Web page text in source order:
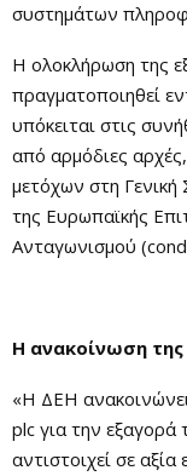
συστημάτων
Η ολοκλήρωση της
πραγματοποιηθεί
υπόκειται στις
από αρμόδιες
μετόχων στη Γενική
της Ευρωπαϊκής
Ανταγωνισμού
H ανακοίνωση
«Η ΔΕΗ
plc για την εξαγορά
αντιστοιχεί σε